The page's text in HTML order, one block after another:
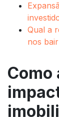
Qual a
nos
Como